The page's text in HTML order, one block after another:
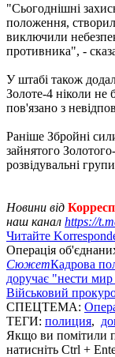
"Сьогоднішні
положення,
виключили
противника", -
У штабі також
Золоте-4 ніколи не
пов'язано з
Раніше Збройні
зайнятого
розвідувальні
Новини від
наш канал https://
Читайте
Операція
СюжетКадрова
доручає "нести
Військовий
СПЕЦТЕМА:
ТЕГИ: полиция,
Якщо ви помітили
натисніть Ctrl +